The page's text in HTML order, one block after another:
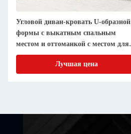
Угловой диван-кровать U-образной
формы с выкатным спальным
местом и оттоманкой с местом для
хранения, серая ткань шерпа
Лучшая цена